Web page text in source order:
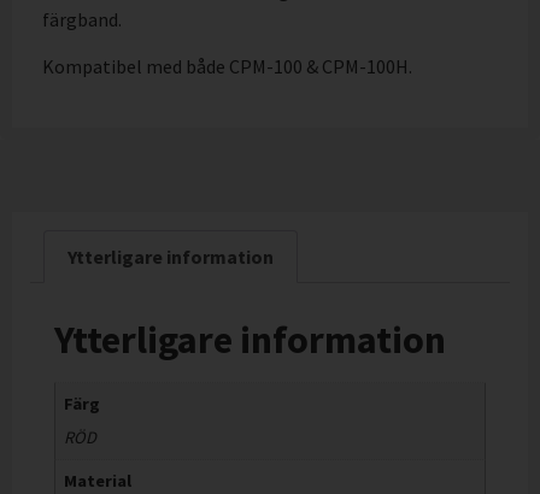
färgband.
Kompatibel med både CPM-100 & CPM-100H.
Ytterligare information
Ytterligare information
Färg
RÖD
Material